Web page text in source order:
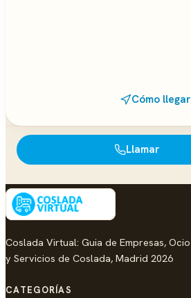
Cómo llegar
Llamar
Coslada Virtual: Guia de Empresas, Ocio
y Servicios de Coslada, Madrid 2026
CATEGORÍAS